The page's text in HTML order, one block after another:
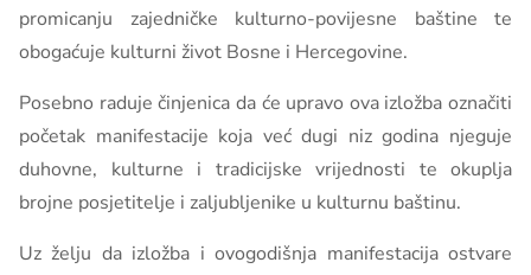
promicanju zajedničke kulturno-povijesne baštine te
obogaćuje kulturni život Bosne i Hercegovine.
Posebno raduje činjenica da će upravo ova izložba označiti
početak manifestacije koja već dugi niz godina njeguje
duhovne, kulturne i tradicijske vrijednosti te okuplja
brojne posjetitelje i zaljubljenike u kulturnu baštinu.
Uz želju da izložba i ovogodišnja manifestacija ostvare